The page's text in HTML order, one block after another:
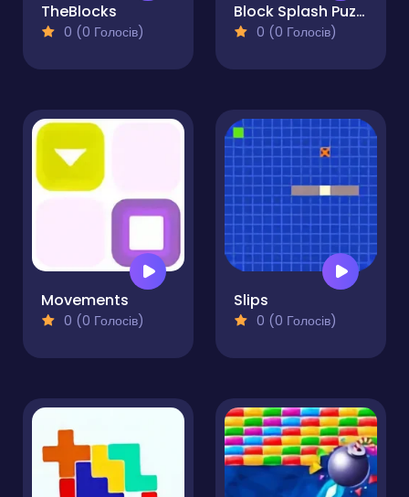
TheBlocks
0 (0 Голосів)
Block Splash Puzzle
0 (0 Голосів)
Movements
0 (0 Голосів)
Slips
0 (0 Голосів)